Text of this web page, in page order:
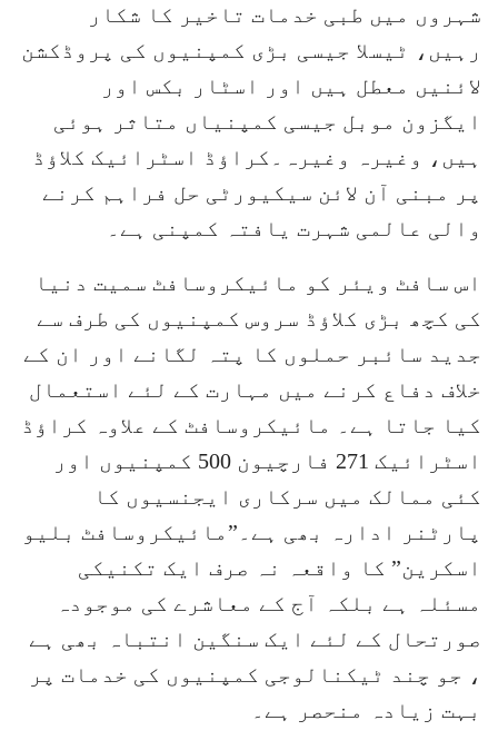
شہروں میں طبی خدمات تاخیر کا شکار
رہیں، ٹیسلا جیسی بڑی کمپنیوں کی پروڈکشن
لائنیں معطل ہیں اور اسٹار بکس اور
ایگزون موبل جیسی کمپنیاں متاثر ہوئی
ہیں، وغیرہ وغیرہ۔کراؤڈ اسٹرائیک کلاؤڈ
پر مبنی آن لائن سیکیورٹی حل فراہم کرنے
والی عالمی شہرت یافتہ کمپنی ہے۔
اس سافٹ ویئر کو مائیکروسافٹ سمیت دنیا
کی کچھ بڑی کلاؤڈ سروس کمپنیوں کی طرف سے
جدید سائبر حملوں کا پتہ لگانے اور ان کے
خلاف دفاع کرنے میں مہارت کے لئے استعمال
کیا جاتا ہے۔ مائیکروسافٹ کے علاوہ کراؤڈ
اسٹرائیک 271 فارچیون 500 کمپنیوں اور
کئی ممالک میں سرکاری ایجنسیوں کا
پارٹنر ادارہ بھی ہے۔”مائیکروسافٹ بلیو
اسکرین” کا واقعہ نہ صرف ایک تکنیکی
مسئلہ ہے بلکہ آج کے معاشرے کی موجودہ
صورتحال کے لئے ایک سنگین انتباہ بھی ہے
، جو چند ٹیکنالوجی کمپنیوں کی خدمات پر
بہت زیادہ منحصر ہے۔